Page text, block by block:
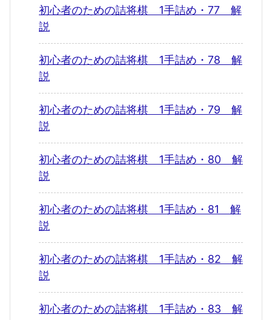
初心者のための詰将棋 1手詰め・77 解
説
初心者のための詰将棋 1手詰め・78 解
説
初心者のための詰将棋 1手詰め・79 解
説
初心者のための詰将棋 1手詰め・80 解
説
初心者のための詰将棋 1手詰め・81 解
説
初心者のための詰将棋 1手詰め・82 解
説
初心者のための詰将棋 1手詰め・83 解